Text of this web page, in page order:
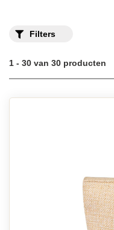
Filters
1 - 30 van 30 producten